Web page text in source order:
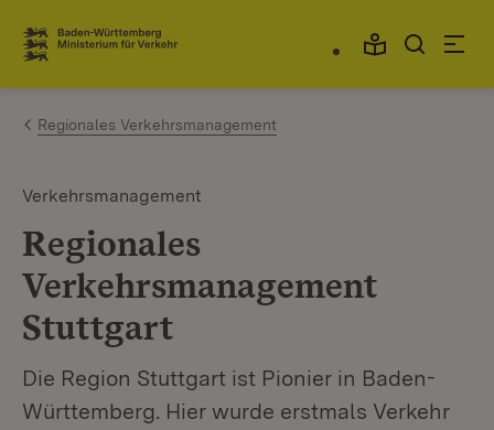
Zum Inhalt springen
Link zur Startseite
Regionales Verkehrsmanagement
Verkehrsmanagement
Regionales
Verkehrsmanagement
Stuttgart
Die Region Stuttgart ist Pionier in Baden-
Württemberg. Hier wurde erstmals Verkehr